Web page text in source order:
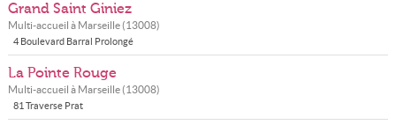
Grand Saint Giniez
Multi-accueil à Marseille(13008)
4 Boulevard Barral Prolongé
La Pointe Rouge
Multi-accueil à Marseille(13008)
81 Traverse Prat